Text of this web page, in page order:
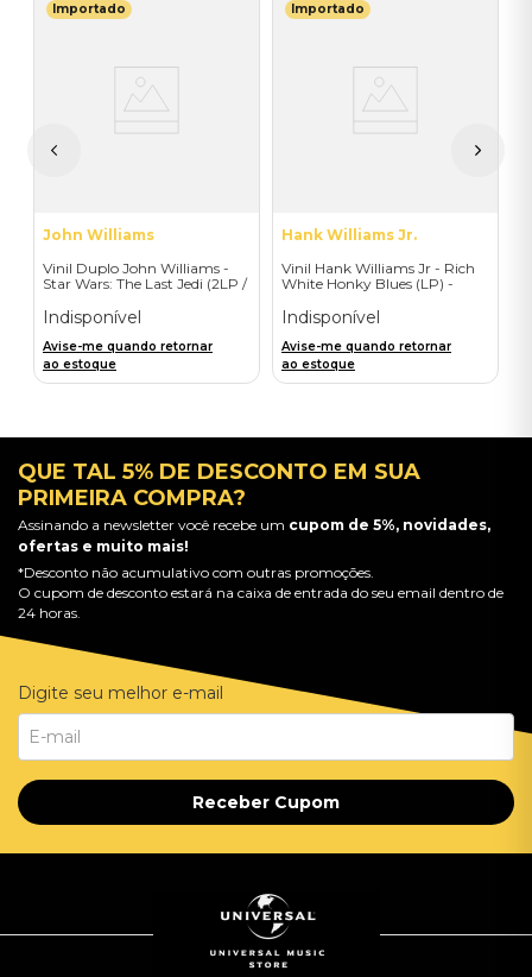
Importado
John Williams
Vinil Duplo John Williams -
Star Wars: The Last Jedi (2LP /
Importado
Indisponível
Avise-me quando retornar
ao estoque
Importado
Hank Williams Jr.
Vinil Hank Williams Jr - Rich
White Honky Blues (LP) -
Indisponível
Avise-me quando retornar
ao estoque
QUE TAL 5% DE DESCONTO EM SUA
PRIMEIRA COMPRA?
Assinando a newsletter você recebe um cupom de 5%, novidades,
ofertas e muito mais!
*Desconto não acumulativo com outras promoções.
O cupom de desconto estará na caixa de entrada do seu email dentro de
24 horas.
Digite seu melhor e-mail
Receber Cupom